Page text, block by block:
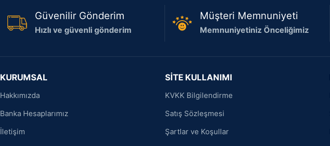
Güvenilir Gönderim
Hızlı ve güvenli gönderim
Müşteri Memnuniyeti
Memnuniyetiniz Önceliğimiz
KURUMSAL
Hakkımızda
Banka Hesaplarımız
İletişim
SİTE KULLANIMI
KVKK Bilgilendirme
Satış Sözleşmesi
Şartlar ve Koşullar